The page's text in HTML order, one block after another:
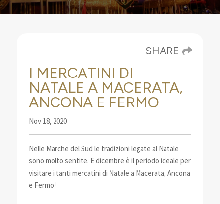
SHARE
I MERCATINI DI
NATALE A MACERATA,
ANCONA E FERMO
Nov 18, 2020
Nelle Marche del Sud le tradizioni legate al Natale
sono molto sentite. E dicembre è il periodo ideale per
visitare i tanti mercatini di Natale a Macerata, Ancona
e Fermo!